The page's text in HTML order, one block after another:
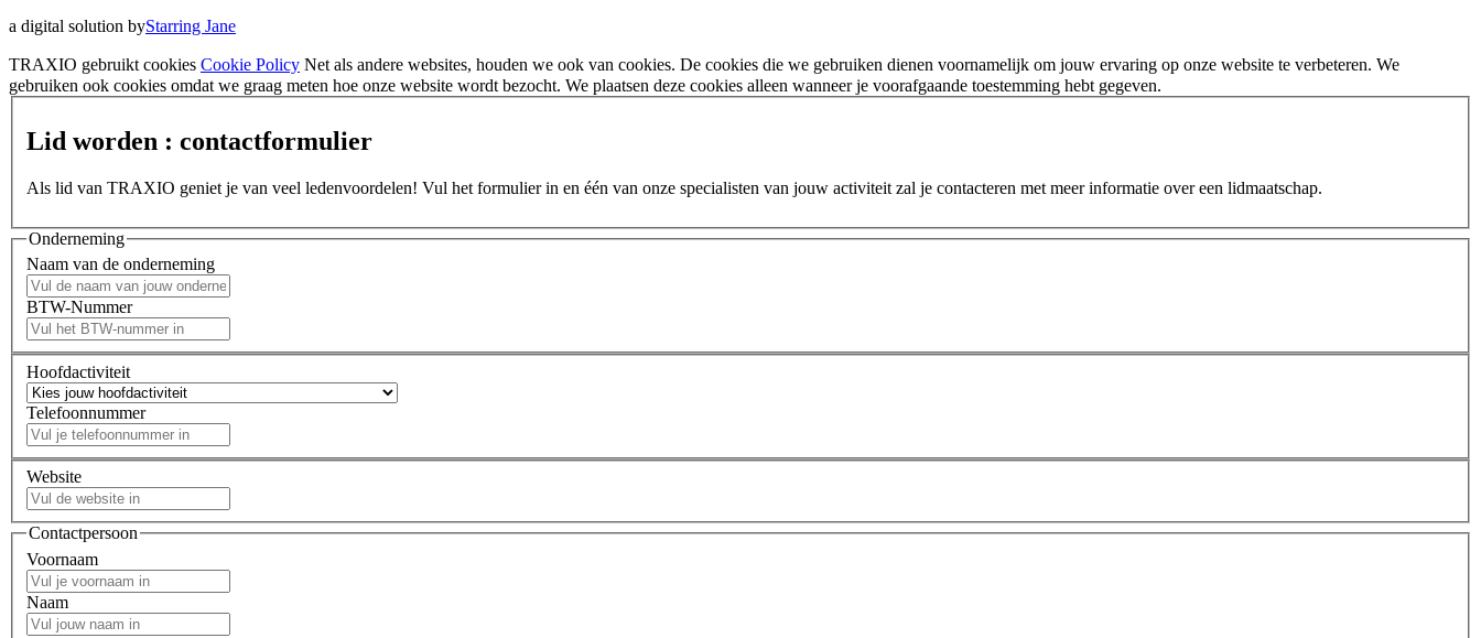
a digital solution byStarring Jane
TRAXIO gebruikt cookies Cookie Policy Net als andere websites, houden we ook van cookies. De cookies die we gebruiken dienen voornamelijk om jouw ervaring op onze website te verbeteren. We
gebruiken ook cookies omdat we graag meten hoe onze website wordt bezocht. We plaatsen deze cookies alleen wanneer je voorafgaande toestemming hebt gegeven.
Lid worden : contactformulier
Als lid van TRAXIO geniet je van veel ledenvoordelen! Vul het formulier in en één van onze specialisten van jouw activiteit zal je contacteren met meer informatie over een lidmaatschap.
Onderneming
Naam van de onderneming
BTW-Nummer
Hoofdactiviteit
Telefoonnummer
Website
Contactpersoon
Voornaam
Naam